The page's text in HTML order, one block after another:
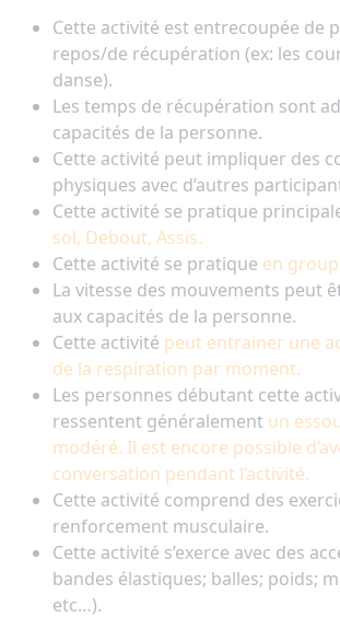
Cette activité est entrecoupée de
repos/de récupération (ex: les
danse).
Les temps de récupération sont
capacités de la personne.
Cette activité peut impliquer des
physiques avec d’autres
Cette activité se pratique
sol, Debout, Assis.
Cette activité se pratique en
La vitesse des mouvements peut
aux capacités de la personne.
Cette activité peut entrainer une
de la respiration par moment.
Les personnes débutant cette
ressentent généralement un
modéré. Il est encore possible
conversation pendant l’activité.
Cette activité comprend des
renforcement musculaire.
Cette activité s’exerce avec des
bandes élastiques; balles; poids;
etc…).